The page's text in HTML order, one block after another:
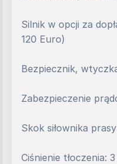
Silnik w opcji za
120 Euro)
Bezpiecznik,
Zabezpieczenie
Skok siłownika
Ciśnienie tłoczenia: